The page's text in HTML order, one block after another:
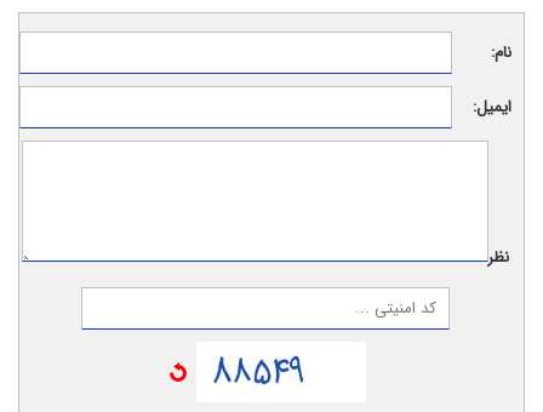
نام:
ایمیل:
نظر: